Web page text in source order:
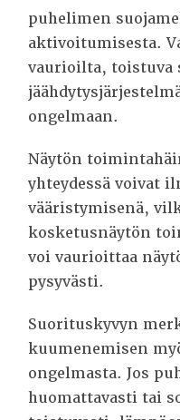
puhelimen
aktivoitumisesta.
vaurioilta, toistuva
ongelmaan.
Näytön
yhteydessä voivat
vääristymisenä,
kosketusnäytön
voi vaurioittaa
pysyvästi.
Suorituskyvyn
kuumenemisen
ongelmasta. Jos
huomattavasti tai